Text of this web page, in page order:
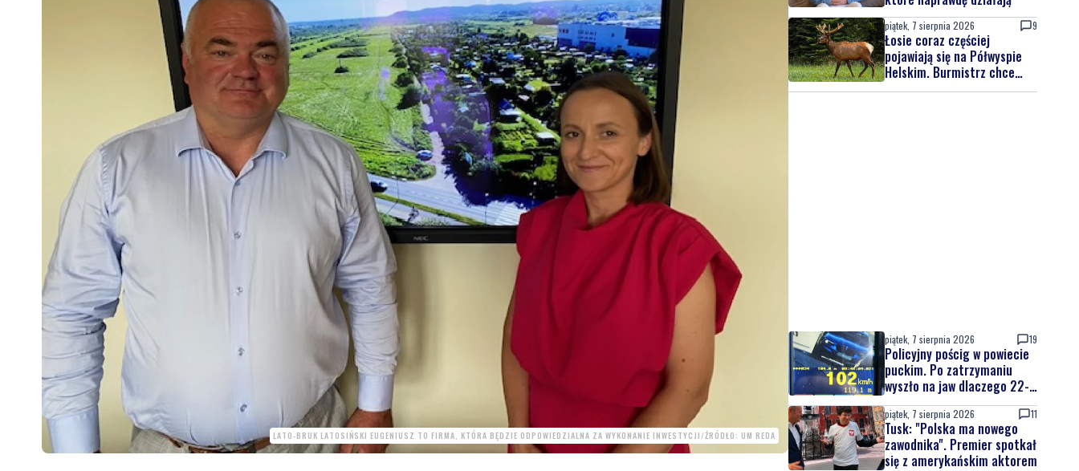
LATO-BRUK LATOSIŃSKI EUGENIUSZ TO FIRMA, KTÓRA BĘDZIE ODPOWIEDZIALNA ZA WYKONANIE INWESTYCJI/ŹRÓDŁO: UM REDA
piątek, 7 sierpnia 2026 9
Łosie coraz częściej
pojawiają się na Półwyspie
Helskim. Burmistrz chce
nowych znaków drogowych
piątek, 7 sierpnia 2026 19
Policyjny pościg w powiecie
puckim. Po zatrzymaniu
wyszło na jaw dlaczego 22-
latek uciekał
piątek, 7 sierpnia 2026 11
Tusk: "Polska ma nowego
zawodnika". Premier spotkał
się z amerykańskim aktorem